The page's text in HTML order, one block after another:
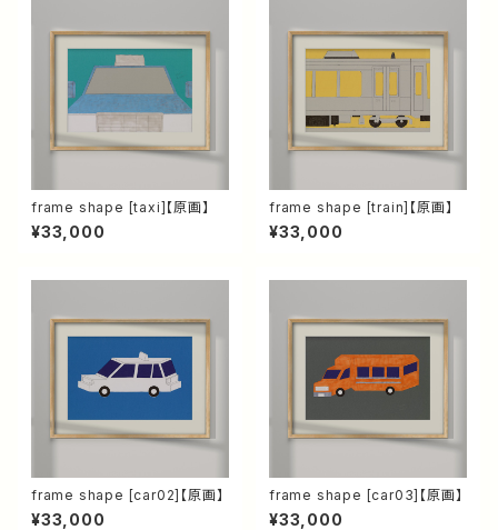
frame shape [taxi]【原画】
¥33,000
frame shape [train]【原画】
¥33,000
frame shape [car02]【原画】
¥33,000
frame shape [car03]【原画】
¥33,000